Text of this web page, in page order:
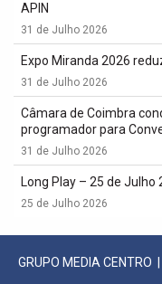
APIN
31 de Julho 2026
Expo Miranda 2026
31 de Julho 2026
Câmara de Coimbra
programador para
31 de Julho 2026
Long Play – 25 de Julho
25 de Julho 2026
GRUPO MEDIA CENTRO